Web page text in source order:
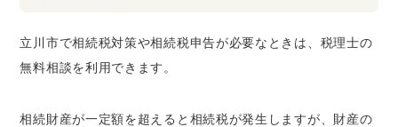
立川市で相続税対策や相続税申告が必要なときは、税理士の
無料相談を利用できます。
相続財産が一定額を超えると相続税が発生しますが、財産の